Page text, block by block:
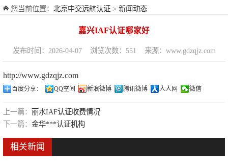
您当前位置： 北京中交远航认证 > 新闻动态
嘉兴IAF认证哪家好
发布时间：2026-04-07 浏览次数：551 来源：www.gdzqjz.com
http://www.gdzqjz.com
百度分享： QQ空间 新浪微博 腾讯微博 人人网 微信
上一篇： 丽水IAF认证收费情况
下一篇： 金华***认证机构
相关新闻
交通运输服务认证
ISO27001信息安全管理体系认证